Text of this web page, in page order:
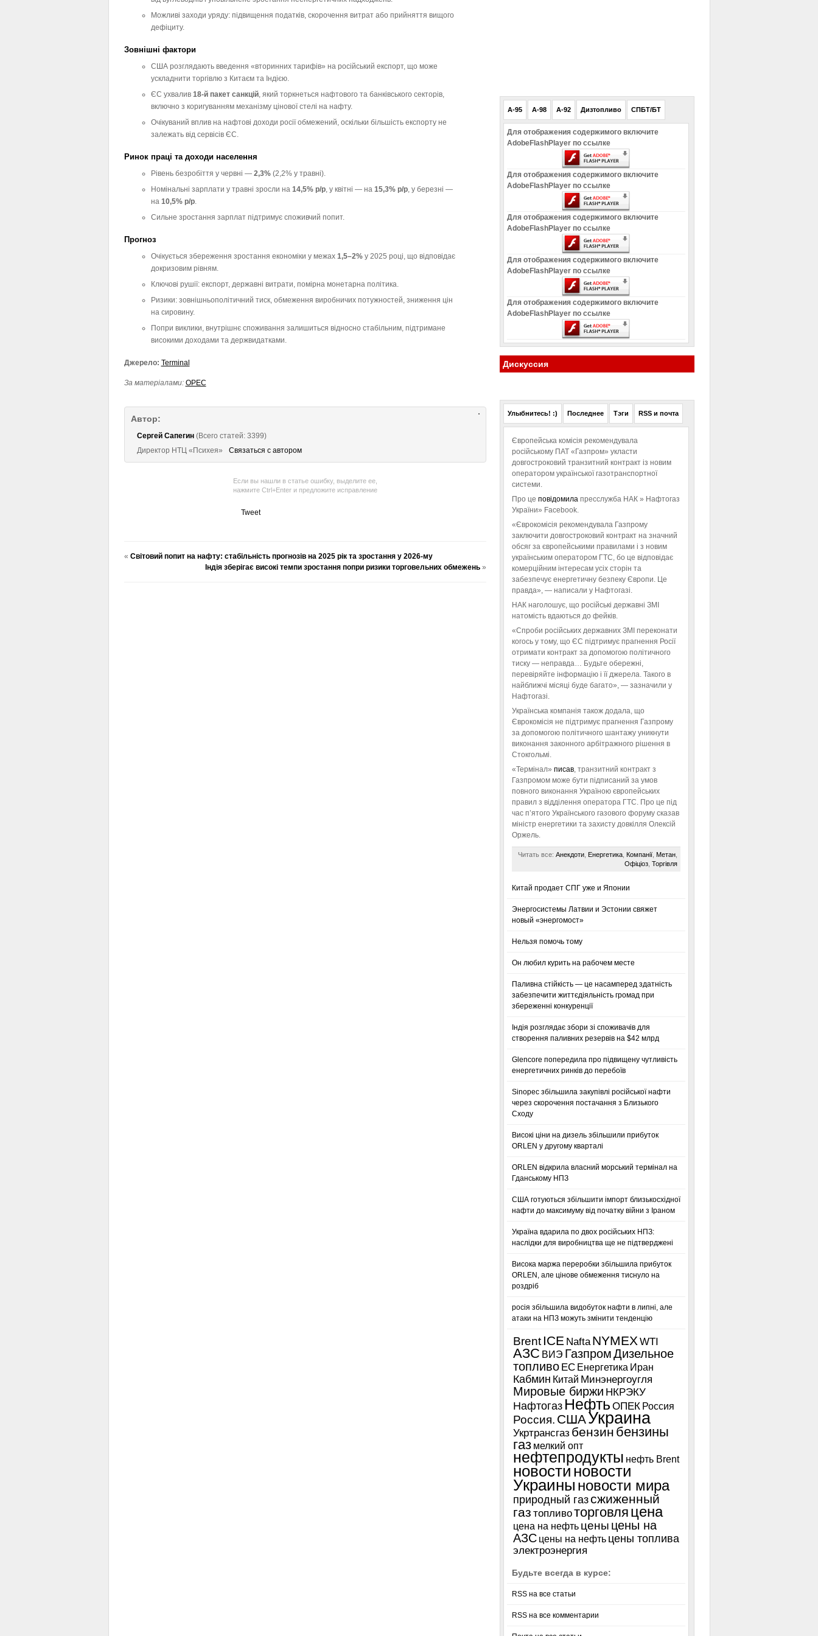
Можливі заходи уряду: підвищення податків, скорочення витрат або прийняття вищого
дефіциту.
Зовнішні фактори
США розглядають введення «вторинних тарифів» на російський експорт, що може
ускладнити торгівлю з Китаєм та Індією.
ЄС ухвалив 18-й пакет санкцій, який торкнеться нафтового та банківського секторів,
включно з коригуванням механізму цінової стелі на нафту.
Очікуваний вплив на нафтові доходи росії обмежений, оскільки більшість експорту не
залежать від сервісів ЄС.
Ринок праці та доходи населення
Рівень безробіття у червні — 2,3%(2,2% у травні).
Номінальні зарплати у травні зросли на 14,5% р/р, у квітні — на 15,3% р/р, у березні —
на 10,5% р/р.
Сильне зростання зарплат підтримує споживчий попит.
Прогноз
Очікується збереження зростання економіки у межах 1,5–2%у 2025 році, що відповідає
докризовим рівням.
Ключові рушії: експорт, державні витрати, помірна монетарна політика.
Ризики: зовнішньополітичний тиск, обмеження виробничих потужностей, зниження цін
на сировину.
Попри виклики, внутрішнє споживання залишиться відносно стабільним, підтримане
високими доходами та держвидатками.
Джерело: Terminal
За матеріалами: OPEC
Автор:
Сергей Сапегин(Всего статей: 3399)
Директор НТЦ «Психея»
Связаться с автором
Если вы нашли в статье ошибку, выделите ее,
нажмите Ctrl+Enter и предложите исправление
Tweet
« Світовий попит на нафту: стабільність прогнозів на 2025 рік та зростання у 2026-му
Індія зберігає високі темпи зростання попри ризики торговельних обмежень»
A-95 A-98 A-92 Дизтопливо СПБТ/БТ
Для отображения содержимого включите
AdobeFlashPlayer по ссылке
Для отображения содержимого включите
AdobeFlashPlayer по ссылке
Для отображения содержимого включите
AdobeFlashPlayer по ссылке
Для отображения содержимого включите
AdobeFlashPlayer по ссылке
Для отображения содержимого включите
AdobeFlashPlayer по ссылке
Дискуссия
Улыбнитесь! :) Последнее Тэги RSS и почта
Європейська комісія рекомендувала
російському ПАТ «Газпром» укласти
довгостроковий транзитний контракт із новим
оператором української газотранспортної
системи.
Про це повідомила пресслужба НАК » Нафтогаз
України» Facebook.
«Єврокомісія рекомендувала Газпрому
заключити довгостроковий контракт на значний
обсяг за європейськими правилами і з новим
українським оператором ГТС, бо це відповідає
комерційним інтересам усіх сторін та
забезпечує енергетичну безпеку Європи. Це
правда», — написали у Нафтогазі.
НАК наголошує, що російські державні ЗМІ
натомість вдаються до фейків.
«Спроби російських державних ЗМІ переконати
когось у тому, що ЄС підтримує прагнення Росії
отримати контракт за допомогою політичного
тиску — неправда… Будьте обережні,
перевіряйте інформацію і її джерела. Такого в
найближчі місяці буде багато», — зазначили у
Нафтогазі.
Українська компанія також додала, що
Єврокомісія не підтримує прагнення Газпрому
за допомогою політичного шантажу уникнути
виконання законного арбітражного рішення в
Стокгольмі.
«Термінал» писав, транзитний контракт з
Газпромом може бути підписаний за умов
повного виконання Україною європейських
правил з відділення оператора ГТС. Про це під
час п’ятого Українського газового форуму сказав
міністр енергетики та захисту довкілля Олексій
Оржель.
Читать все: Анекдоти, Енергетика, Компанії, Метан,
Офіціоз, Торгівля
Китай продает СПГ уже и Японии
Энергосистемы Латвии и Эстонии свяжет
новый «энергомост»
Нельзя помочь тому
Он любил курить на рабочем месте
Паливна стійкість — це насамперед здатність
забезпечити життєдіяльність громад при
збереженні конкуренції
Індія розглядає збори зі споживачів для
створення паливних резервів на $42 млрд
Glencore попередила про підвищену чутливість
енергетичних ринків до перебоїв
Sinopec збільшила закупівлі російської нафти
через скорочення постачання з Близького
Сходу
Високі ціни на дизель збільшили прибуток
ORLEN у другому кварталі
ORLEN відкрила власний морський термінал на
Гданському НПЗ
США готуються збільшити імпорт близькосхідної
нафти до максимуму від початку війни з Іраном
Україна вдарила по двох російських НПЗ:
наслідки для виробництва ще не підтверджені
Висока маржа переробки збільшила прибуток
ORLEN, але цінове обмеження тиснуло на
роздріб
росія збільшила видобуток нафти в липні, але
атаки на НПЗ можуть змінити тенденцію
Brent ICE Nafta NYMEXWTI
АЗС ВИЭ ГазпромДизельное
топливо ЕС Енергетика Иран
Кабмин Китай Минэнергоугля
Мировые биржи НКРЭКУ
Нафтогаз Нефть ОПЕК Россия
Россия. СШАУкраина
Укртрансгаз бензин бензины
газ мелкий опт
нефтепродукты нефть Brent
новости новости
Украины новости мира
природный газсжиженный
газ топливоторговля цена
цена на нефть цены цены на
АЗС цены на нефть цены топлива
электроэнергия
Будьте всегда в курсе:
RSS на все статьи
RSS на все комментарии